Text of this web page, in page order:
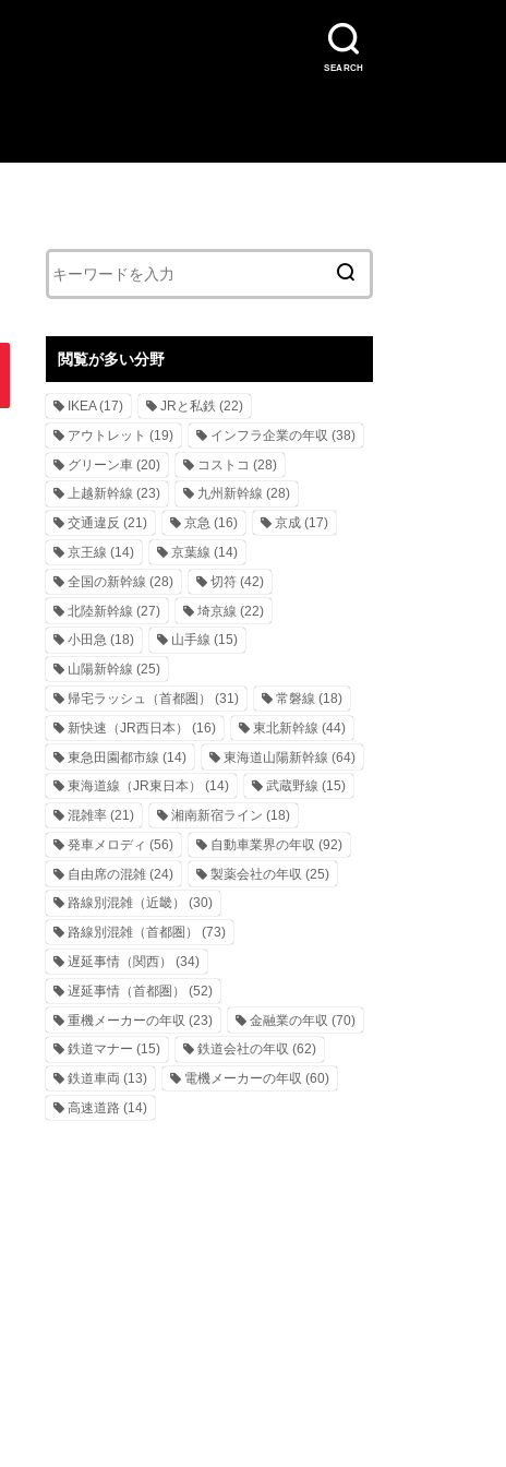
SEARCH
閲覧が多い分野
IKEA(17) JRと私鉄 (22)
アウトレット (19) インフラ企業の年収 (38)
グリーン車 (20) コストコ (28)
上越新幹線 (23) 九州新幹線 (28)
交通違反 (21) 京急 (16) 京成(17)
京王線 (14) 京葉線 (14)
全国の新幹線 (28) 切符(42)
北陸新幹線 (27) 埼京線 (22)
小田急 (18) 山手線 (15)
山陽新幹線 (25)
帰宅ラッシュ（首都圏）
(31) 常磐線 (18)
新快速（JR西日本）
(16) 東北新幹線 (44)
東急田園都市線 (14) 東海道山陽新幹線 (64)
東海道線（JR東日本）
(14) 武蔵野線 (15)
混雑率 (21) 湘南新宿ライン (18)
発車メロディ (56) 自動車業界の年収 (92)
自由席の混雑 (24) 製薬会社の年収 (25)
路線別混雑（近畿）
(30)
路線別混雑（首都圏）
(73)
遅延事情（関西）
(34)
遅延事情（首都圏）
(52)
重機メーカーの年収 (23) 金融業の年収 (70)
鉄道マナー (15) 鉄道会社の年収 (62)
鉄道車両 (13) 電機メーカーの年収 (60)
高速道路 (14)